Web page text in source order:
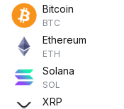
Bitcoin
BTC
Ethereum
ETH
Solana
SOL
XRP